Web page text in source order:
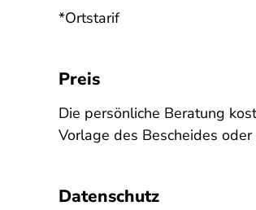
*Ortstarif
Preis
Die persönliche Beratung
Vorlage des Bescheides
Datenschutz